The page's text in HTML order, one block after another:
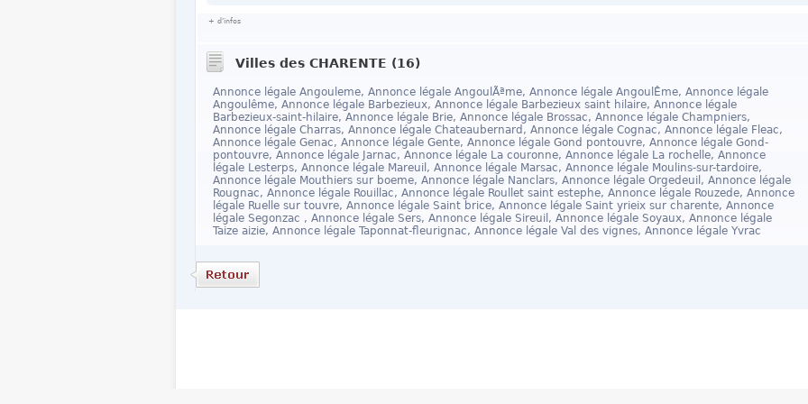
+ d'infos
Villes des CHARENTE (16)
Annonce légale Angouleme, Annonce légale AngoulÃªme, Annonce légale AngoulÊme, Annonce légale
Angoulême, Annonce légale Barbezieux, Annonce légale Barbezieux saint hilaire, Annonce légale
Barbezieux-saint-hilaire, Annonce légale Brie, Annonce légale Brossac, Annonce légale Champniers,
Annonce légale Charras, Annonce légale Chateaubernard, Annonce légale Cognac, Annonce légale Fleac,
Annonce légale Genac, Annonce légale Gente, Annonce légale Gond pontouvre, Annonce légale Gond-
pontouvre, Annonce légale Jarnac, Annonce légale La couronne, Annonce légale La rochelle, Annonce
légale Lesterps, Annonce légale Mareuil, Annonce légale Marsac, Annonce légale Moulins-sur-tardoire,
Annonce légale Mouthiers sur boeme, Annonce légale Nanclars, Annonce légale Orgedeuil, Annonce légale
Rougnac, Annonce légale Rouillac, Annonce légale Roullet saint estephe, Annonce légale Rouzede, Annonce
légale Ruelle sur touvre, Annonce légale Saint brice, Annonce légale Saint yrieix sur charente, Annonce
légale Segonzac , Annonce légale Sers, Annonce légale Sireuil, Annonce légale Soyaux, Annonce légale
Taize aizie, Annonce légale Taponnat-fleurignac, Annonce légale Val des vignes, Annonce légale Yvrac